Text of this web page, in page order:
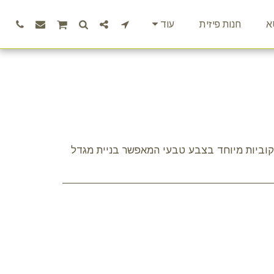
חנות פיזית עוד
מיוחד בצבע טבעי המאפשר בניית מגדל